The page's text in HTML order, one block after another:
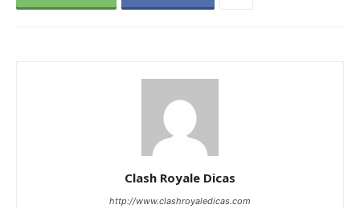
Clash Royale Dicas
http://www.clashroyaledicas.com